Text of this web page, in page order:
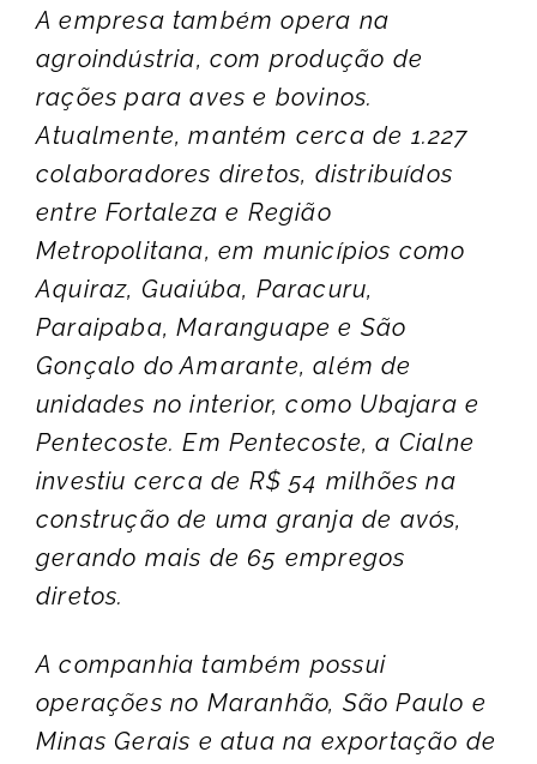
A empresa também opera na
agroindústria, com produção de
rações para aves e bovinos.
Atualmente, mantém cerca de 1.227
colaboradores diretos, distribuídos
entre Fortaleza e Região
Metropolitana, em municípios como
Aquiraz, Guaiúba, Paracuru,
Paraipaba, Maranguape e São
Gonçalo do Amarante, além de
unidades no interior, como Ubajara e
Pentecoste. Em Pentecoste, a Cialne
investiu cerca de R$ 54 milhões na
construção de uma granja de avós,
gerando mais de 65 empregos
diretos.
A companhia também possui
operações no Maranhão, São Paulo e
Minas Gerais e atua na exportação de